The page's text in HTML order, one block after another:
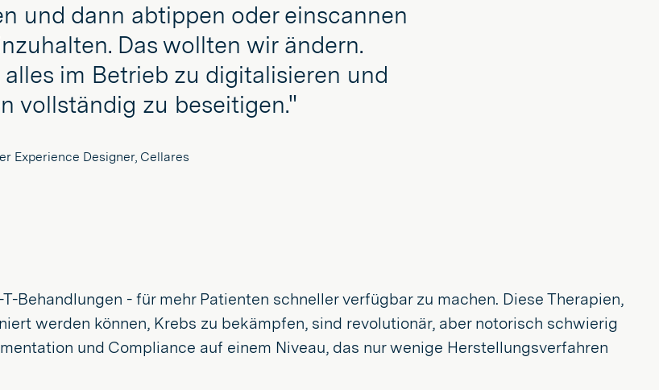
und dann abtippen oder einscannen
Das wollten wir ändern.
alles im Betrieb zu digitalisieren und
vollständig zu beseitigen."
Experience Designer, Cellares
Behandlungen - für mehr Patienten schneller verfügbar zu machen. Diese Therapien,
werden können, Krebs zu bekämpfen, sind revolutionär, aber notorisch schwierig
und Compliance auf einem Niveau, das nur wenige Herstellungsverfahren